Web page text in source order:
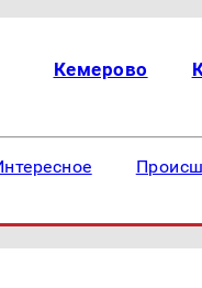
Кемерово